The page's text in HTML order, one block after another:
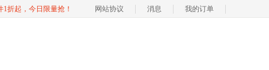
折起，今日限量抢！ 网站协议 消息 我的订单